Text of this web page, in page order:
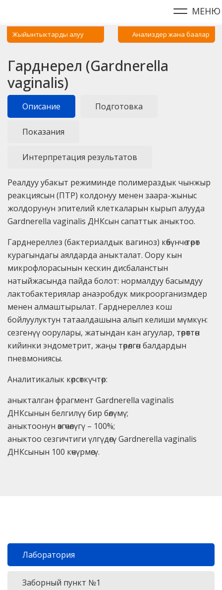
МЕНЮ
Жыйынтыктарды алуу Анализдер жана баалар
Гарднерел (Gardnerella
vaginalis)
Описание Подготовка
Показания
Интерпретация результатов
Реалдуу убакыт режиминде полимераздык чынжыр
реакциясын (ПТР) колдонуу менен заара-жыныс
жолдорунун эпителий клеткаларын кырып алууда
Gardnerella vaginalis ДНКсын сапаттык аныктоо.
Гарднереллез (бактериалдык вагиноз) көбүнчө төрөт
курагындагы аялдарда аныкталат. Оору кын
микрофлорасынын кескин дисбаланстын
натыйжасында пайда болот: нормалдуу басымдуу
лактобактериялар анаэробдук микроорганизмдер
менен алмаштырылат. Гарднереллез кош
бойлуулуктун татаалдашына алып келиши мүмкүн:
сезгенүү оорулары, жатындан кан агуулар, төрөттөн
кийинки эндометрит, жаңы төрөлгөн балдардын
пневмониясы.
Аналитикалык көрсөткүчтөр:
аныкталган фрагмент Gardnerella vaginalis
ДНКсынын белгилүү бир бөлүмү;
аныктоонун өзгөчөлүгү – 100%;
аныктоо сезгичтиги үлгүдөгү Gardnerella vaginalis
ДНКсынын 100 көчүрмөсү.
Лаборатория
Заборный пункт №1